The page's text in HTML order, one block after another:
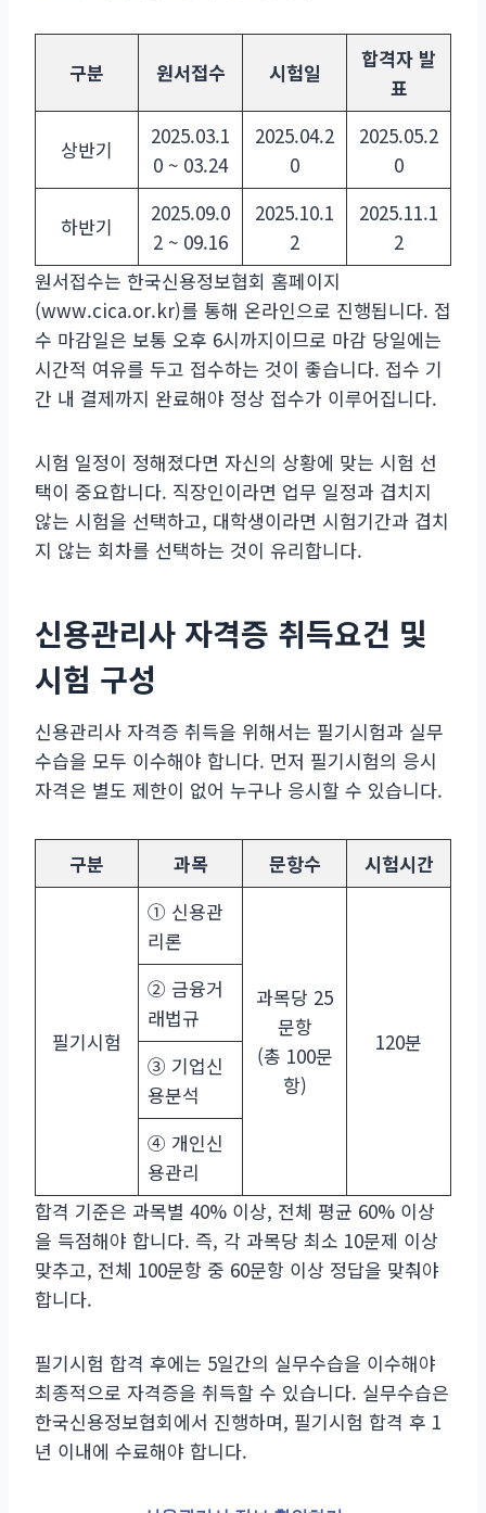
구분 원서접수 시험일
합격자 발
표
상반기
2025.03.1
0 ~ 03.24
2025.04.2
0
2025.05.2
0
하반기
2025.09.0
2 ~ 09.16
2025.10.1
2
2025.11.1
2
원서접수는 한국신용정보협회 홈페이지
(www.cica.or.kr)를 통해 온라인으로 진행됩니다. 접
수 마감일은 보통 오후 6시까지이므로 마감 당일에는
시간적 여유를 두고 접수하는 것이 좋습니다. 접수 기
간 내 결제까지 완료해야 정상 접수가 이루어집니다.
시험 일정이 정해졌다면 자신의 상황에 맞는 시험 선
택이 중요합니다. 직장인이라면 업무 일정과 겹치지
않는 시험을 선택하고, 대학생이라면 시험기간과 겹치
지 않는 회차를 선택하는 것이 유리합니다.
신용관리사 자격증 취득요건 및
시험 구성
신용관리사 자격증 취득을 위해서는 필기시험과 실무
수습을 모두 이수해야 합니다. 먼저 필기시험의 응시
자격은 별도 제한이 없어 누구나 응시할 수 있습니다.
구분 과목 문항수 시험시간
필기시험
① 신용관
리론
과목당 25
문항
(총 100문
항)
120분
② 금융거
래법규
③ 기업신
용분석
④ 개인신
용관리
합격 기준은 과목별 40% 이상, 전체 평균 60% 이상
을 득점해야 합니다. 즉, 각 과목당 최소 10문제 이상
맞추고, 전체 100문항 중 60문항 이상 정답을 맞춰야
합니다.
필기시험 합격 후에는 5일간의 실무수습을 이수해야
최종적으로 자격증을 취득할 수 있습니다. 실무수습은
한국신용정보협회에서 진행하며, 필기시험 합격 후 1
년 이내에 수료해야 합니다.